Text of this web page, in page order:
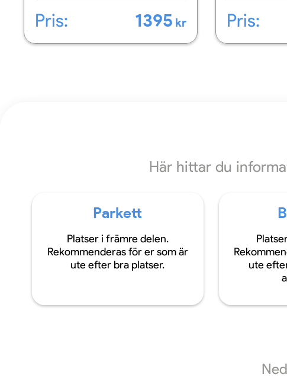
Pris: 1395 kr Pris:
Här hittar du
Parkett
Platser i främre delen.
Rekommenderas för er som är
ute efter bra platser.
ute